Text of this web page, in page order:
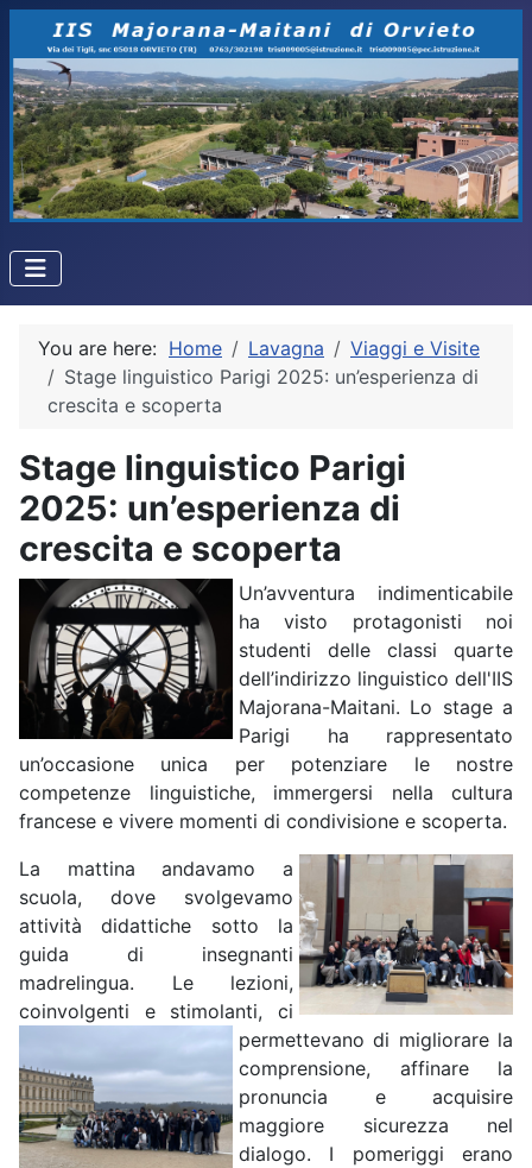
You are here: Home Lavagna
Viaggi e Visite
Stage linguistico Parigi 2025: un’esperienza di
crescita e scoperta
Stage linguistico Parigi
2025: un’esperienza di
crescita e scoperta
Un’avventura indimenticabile
ha visto protagonisti noi
studenti delle classi quarte
dell’indirizzo linguistico dell'IIS
Majorana-Maitani. Lo stage a
Parigi ha rappresentato
un’occasione unica per potenziare le nostre
competenze linguistiche, immergersi nella cultura
francese e vivere momenti di condivisione e scoperta.
La mattina andavamo a
scuola, dove svolgevamo
attività didattiche sotto la
guida di insegnanti
madrelingua. Le lezioni,
coinvolgenti e stimolanti, ci
permettevano di migliorare la
comprensione, affinare la
pronuncia e acquisire
maggiore sicurezza nel
dialogo. I pomeriggi erano